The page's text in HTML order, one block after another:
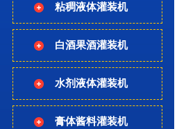
粘稠液体灌装机
白酒果酒灌装机
水剂液体灌装机
膏体酱料灌装机